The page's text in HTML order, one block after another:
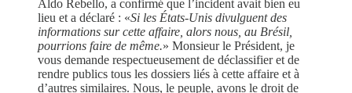
Aldo Rebello, a confirmé que l’incident avait bien eu
lieu et a déclaré : «Si les États-Unis divulguent des
informations sur cette affaire, alors nous, au Brésil,
pourrions faire de même.» Monsieur le Président, je
vous demande respectueusement de déclassifier et de
rendre publics tous les dossiers liés à cette affaire et à
d’autres similaires. Nous, le peuple, avons le droit de